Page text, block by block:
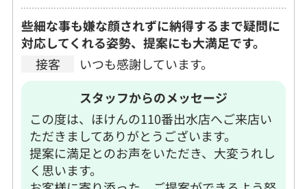
些細な事も嫌な顔されずに納得するまで疑問に
対応してくれる姿勢、提案にも大満足です。
接客
いつも感謝しています。
スタッフからのメッセージ
この度は、ほけんの110番出水店へご来店い
ただきましてありがとうございます。
提案に満足とのお声をいただき、大変うれし
く思います。